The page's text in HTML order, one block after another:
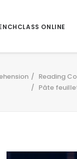
ONLINE
Reading
Pâte